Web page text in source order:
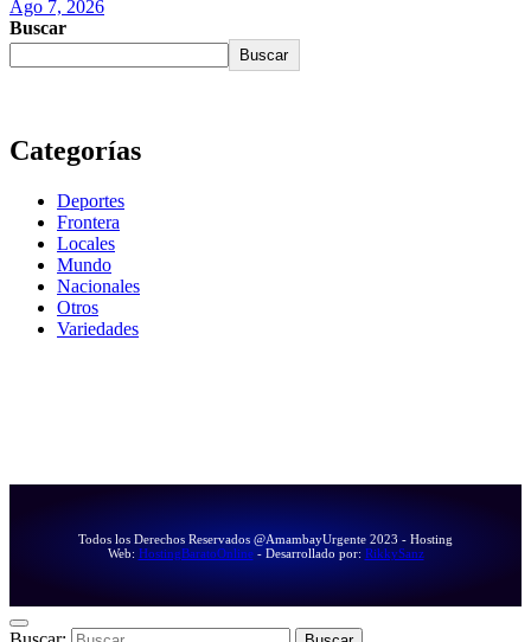
Ago 7, 2026
Buscar
Buscar
Categorías
Deportes
Frontera
Locales
Mundo
Nacionales
Otros
Variedades
Todos los Derechos Reservados @AmambayUrgente 2023 - Hosting
Web: HostingBaratoOnline- Desarrollado por: RikkySanz